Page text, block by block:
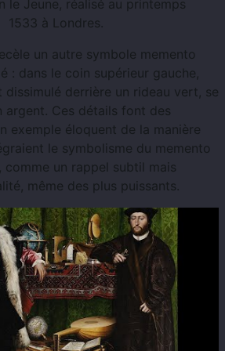
le Jeune, réalisé au printemps
1533 à Londres.
un autre symbole memento
: dans le coin supérieur gauche,
dissimulé derrière un rideau vert, se
argent. Ces détails font des
exemple éloquent de la manière
le symbolisme du memento
un rappel subtil mais
même des plus puissants.